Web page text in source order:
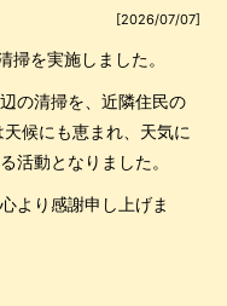
[2026/07/07]
を実施しました。
の清掃を、近隣住民の
候にも恵まれ、天気に
活動となりました。
より感謝申し上げま